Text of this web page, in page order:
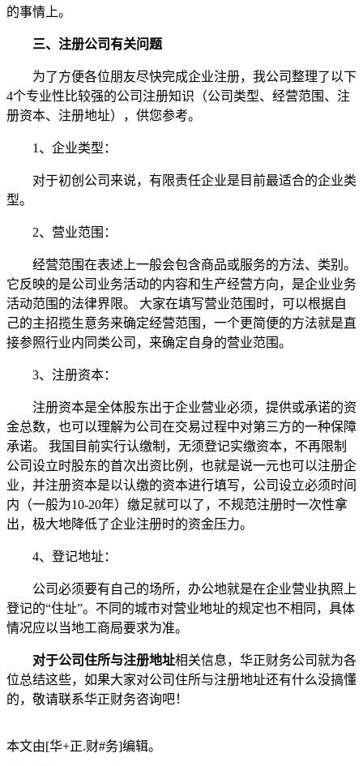
的事情上。
三、注册公司有关问题
为了方便各位朋友尽快完成企业注册，我公司整理了以下
4个专业性比较强的公司注册知识（公司类型、经营范围、注
册资本、注册地址），供您参考。
1、企业类型：
对于初创公司来说，有限责任企业是目前最适合的企业类
型。
2、营业范围：
经营范围在表述上一般会包含商品或服务的方法、类别。
它反映的是公司业务活动的内容和生产经营方向，是企业业务
活动范围的法律界限。 大家在填写营业范围时，可以根据自
己的主招揽生意务来确定经营范围，一个更简便的方法就是直
接参照行业内同类公司，来确定自身的营业范围。
3、注册资本：
注册资本是全体股东出于企业营业必须，提供或承诺的资
金总数，也可以理解为公司在交易过程中对第三方的一种保障
承诺。 我国目前实行认缴制，无须登记实缴资本，不再限制
公司设立时股东的首次出资比例，也就是说一元也可以注册企
业，并注册资本是以认缴的资本进行填写，公司设立必须时间
内（一般为10-20年）缴足就可以了，不规范注册时一次性拿
出，极大地降低了企业注册时的资金压力。
4、登记地址：
公司必须要有自己的场所，办公地就是在企业营业执照上
登记的“住址”。不同的城市对营业地址的规定也不相同，具体
情况应以当地工商局要求为准。
对于公司住所与注册地址相关信息，华正财务公司就为各
位总结这些，如果大家对公司住所与注册地址还有什么没搞懂
的，敬请联系华正财务咨询吧！
本文由[华+正.财#务]编辑。